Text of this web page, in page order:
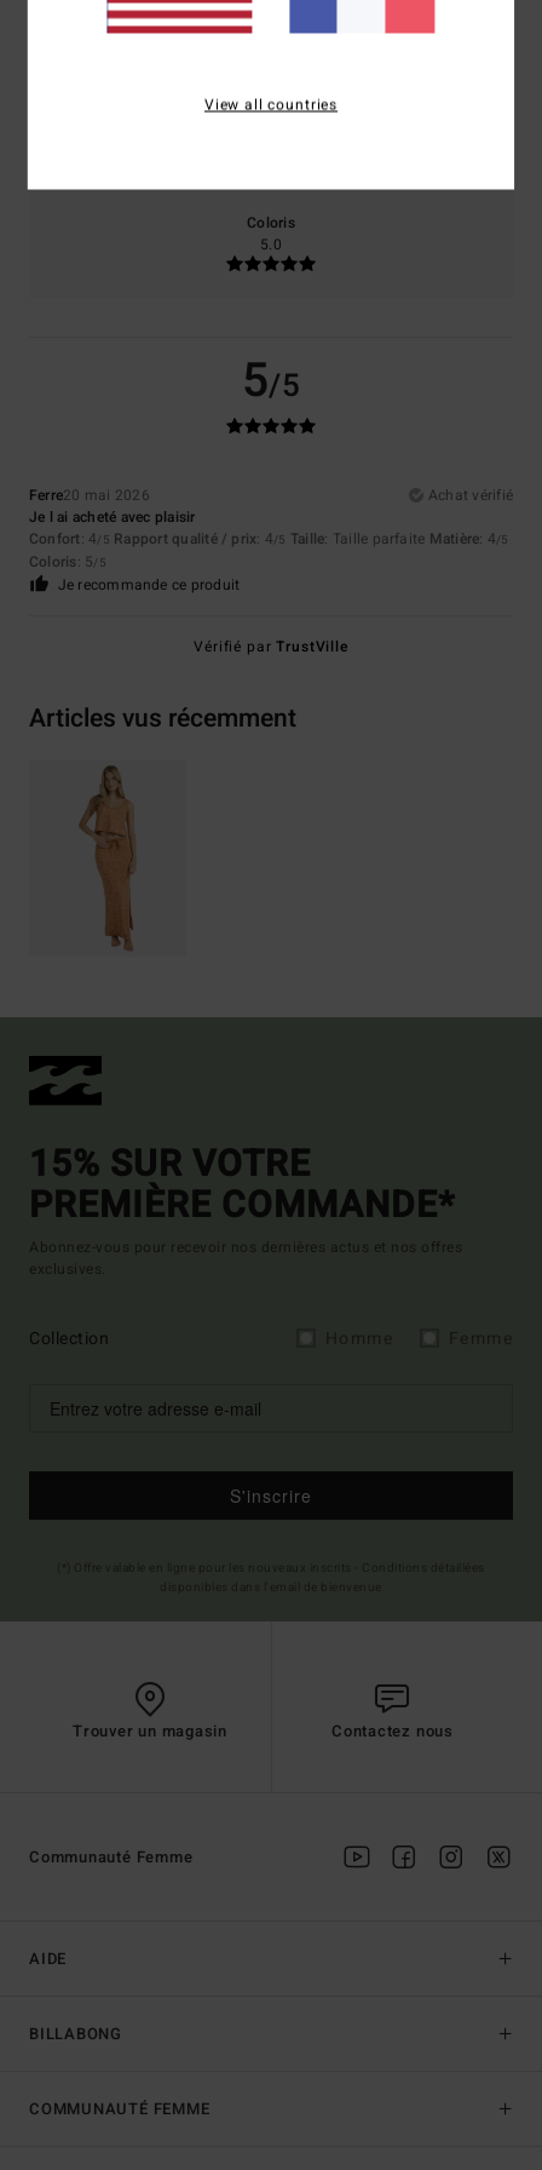
Confort
4.0
Coloris
5.0
5/5
Ferre20 mai 2026
Achat vérifié
Je l ai acheté avec plaisir
Confort: 4/5 Rapport qualité / prix: 4/5 Taille: Taille parfaite Matière: 4/5
Coloris: 5/5
Je recommande ce produit
Vérifié parTrustVille
Articles vus récemment
15% SUR VOTRE
PREMIÈRE COMMANDE*
Abonnez-vous pour recevoir nos dernières actus et nos offres
exclusives.
Collection
S'inscrire
Trouver un magasin Contactez nous
AIDE
BILLABONG
Communauté Femme
COMMUNAUTÉ FEMME
View all countries